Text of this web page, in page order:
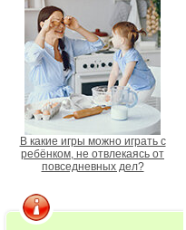
В какие игры можно играть с
ребёнком, не отвлекаясь от
повседневных дел?